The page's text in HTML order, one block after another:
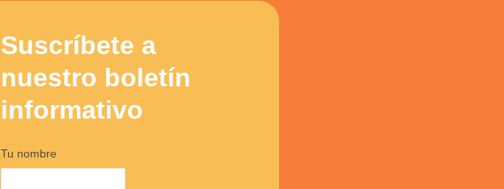
Suscríbete a
nuestro boletín
informativo
Tu nombre